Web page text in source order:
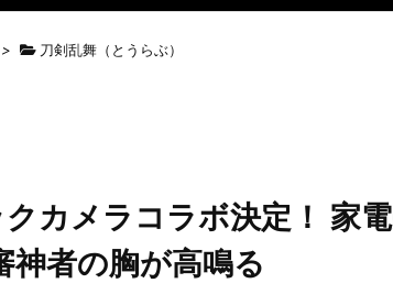
> 刀剣乱舞（とうらぶ）
カメラコラボ決定！ 家
神者の胸が高鳴る